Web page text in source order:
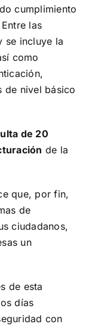
cumplimiento
las
se incluye la
como
de nivel básico
de 20
de la
que, por fin,
de
ciudadanos,
un
de esta
días
con